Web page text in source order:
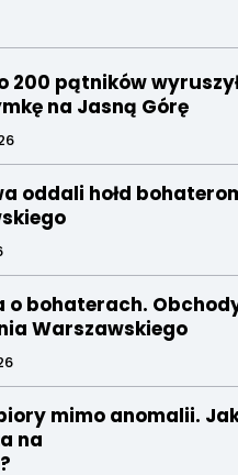
200 pątników
na Jasną Górę
oddali hołd
o bohaterach.
Warszawskiego
mimo anomalii.
na